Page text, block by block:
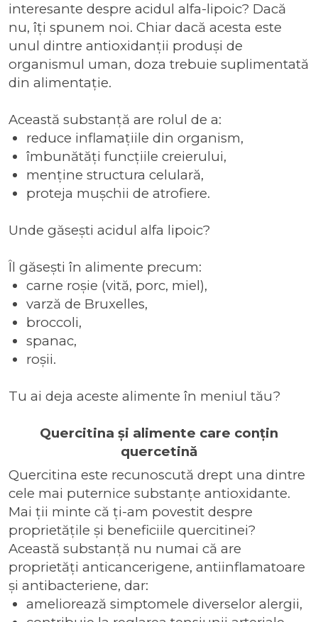
interesante despre acidul alfa-lipoic? Dacă
nu, îți spunem noi. Chiar dacă acesta este
unul dintre antioxidanții produși de
organismul uman, doza trebuie suplimentată
din alimentație.
Această substanță are rolul de a:
reduce inflamațiile din organism,
îmbunătăți funcțiile creierului,
menține structura celulară,
proteja mușchii de atrofiere.
Unde găsești acidul alfa lipoic?
Îl găsești în alimente precum:
carne roșie (vită, porc, miel),
varză de Bruxelles,
broccoli,
spanac,
roșii.
Tu ai deja aceste alimente în meniul tău?
Quercitina și alimente care conțin
quercetină
Quercitina este recunoscută drept una dintre
cele mai puternice substanțe antioxidante.
Mai ții minte că ți-am povestit despre
proprietățile și beneficiile quercitinei?
Această substanță nu numai că are
proprietăți anticancerigene, antiinflamatoare
și antibacteriene, dar:
ameliorează simptomele diverselor alergii,